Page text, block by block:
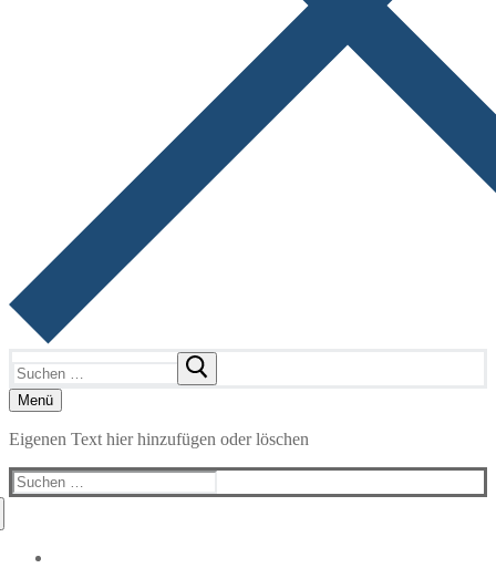
nach:
Menü
Eigenen Text hier hinzufügen oder löschen
Suchen
nach: